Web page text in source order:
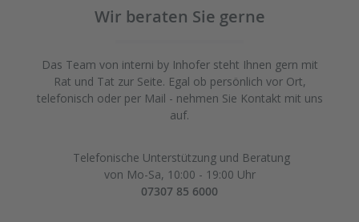
Wir beraten Sie gerne
Das Team von interni by Inhofer steht Ihnen gern mit
Rat und Tat zur Seite. Egal ob persönlich vor Ort,
telefonisch oder per Mail - nehmen Sie Kontakt mit uns
auf.
Telefonische Unterstützung und Beratung
von Mo-Sa, 10:00 - 19:00 Uhr
07307 85 6000